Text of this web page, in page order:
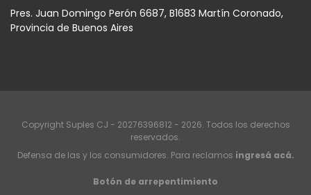
Pres. Juan Domingo Perón 6687, B1683 Martín Coronado,
Provincia de Buenos Aires
Copyright Suples CJ - 20276396812 - 2026. Todos los derechos
reservados.
Defensa de las y los consumidores. Para reclamos ingresá acá.
Botón de arrepentimiento